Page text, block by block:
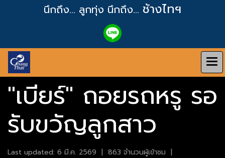
นึกถึง... ลูกทุ่ง นึกถึง... ช้างไทฯ
"เบียร์" ถอยรถหรู รอ
รับขวัญลูกสาว
Last updated: 6 มี.ค. 2569 | 863 จำนวนผู้เข้าชม |